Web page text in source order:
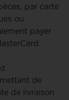
par carte
ou
payer
de
de livraison